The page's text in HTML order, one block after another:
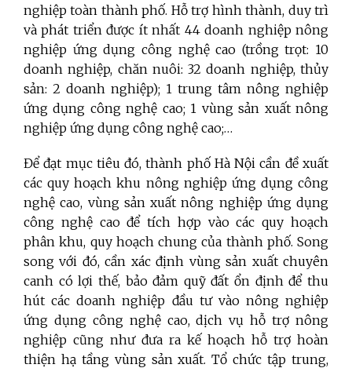
nghiệp toàn thành phố. Hỗ trợ hình thành, duy trì
và phát triển được ít nhất 44 doanh nghiệp nông
nghiệp ứng dụng công nghệ cao (trồng trọt: 10
doanh nghiệp, chăn nuôi: 32 doanh nghiệp, thủy
sản: 2 doanh nghiệp); 1 trung tâm nông nghiệp
ứng dụng công nghệ cao; 1 vùng sản xuất nông
nghiệp ứng dụng công nghệ cao;…
Để đạt mục tiêu đó, thành phố Hà Nội cần đề xuất
các quy hoạch khu nông nghiệp ứng dụng công
nghệ cao, vùng sản xuất nông nghiệp ứng dụng
công nghệ cao để tích hợp vào các quy hoạch
phân khu, quy hoạch chung của thành phố. Song
song với đó, cần xác định vùng sản xuất chuyên
canh có lợi thế, bảo đảm quỹ đất ổn định để thu
hút các doanh nghiệp đầu tư vào nông nghiệp
ứng dụng công nghệ cao, dịch vụ hỗ trợ nông
nghiệp cũng như đưa ra kế hoạch hỗ trợ hoàn
thiện hạ tầng vùng sản xuất. Tổ chức tập trung,